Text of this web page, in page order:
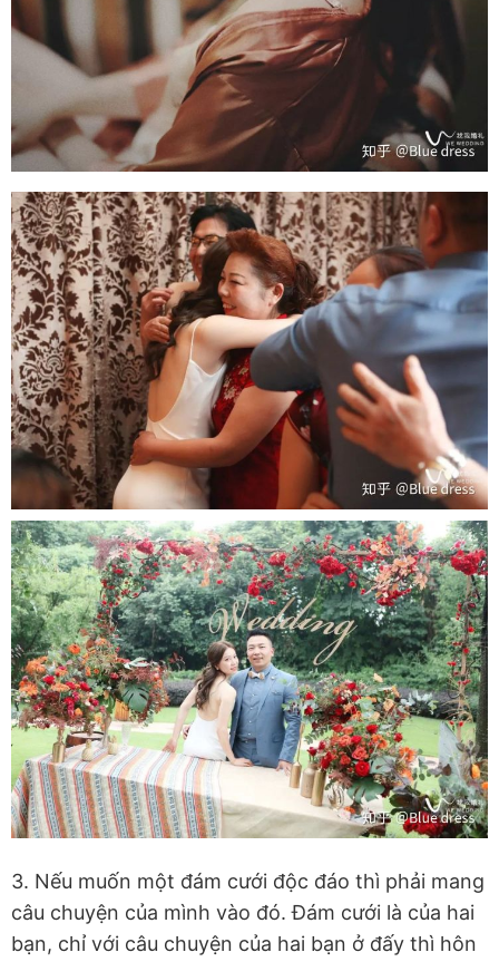
3. Nếu muốn một đám cưới độc đáo thì phải mang
câu chuyện của mình vào đó. Đám cưới là của hai
bạn, chỉ với câu chuyện của hai bạn ở đấy thì hôn